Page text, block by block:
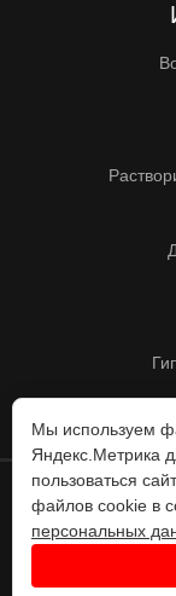
Мы используем
Яндекс.Метрика
пользоваться
файлов cookie в
персональных